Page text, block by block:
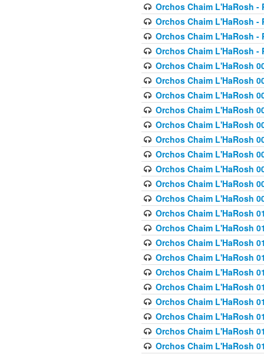
Orchos Chaim L'HaRosh -
Orchos Chaim L'HaRosh -
Orchos Chaim L'HaRosh -
Orchos Chaim L'HaRosh -
Orchos Chaim L'HaRosh
Orchos Chaim L'HaRosh
Orchos Chaim L'HaRosh
Orchos Chaim L'HaRosh
Orchos Chaim L'HaRosh
Orchos Chaim L'HaRosh
Orchos Chaim L'HaRosh
Orchos Chaim L'HaRosh
Orchos Chaim L'HaRosh
Orchos Chaim L'HaRosh
Orchos Chaim L'HaRosh
Orchos Chaim L'HaRosh
Orchos Chaim L'HaRosh
Orchos Chaim L'HaRosh
Orchos Chaim L'HaRosh
Orchos Chaim L'HaRosh
Orchos Chaim L'HaRosh
Orchos Chaim L'HaRosh
Orchos Chaim L'HaRosh
Orchos Chaim L'HaRosh